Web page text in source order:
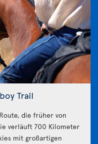
Trail
die früher von
verläuft 700 Kilometer
mit großartigen